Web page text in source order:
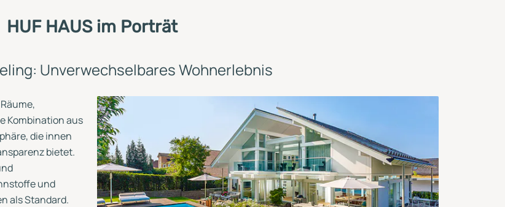
HUF HAUS im Porträt
Unverwechselbares Wohnerlebnis
Kombination aus
die innen
bietet.
und
als Standard.